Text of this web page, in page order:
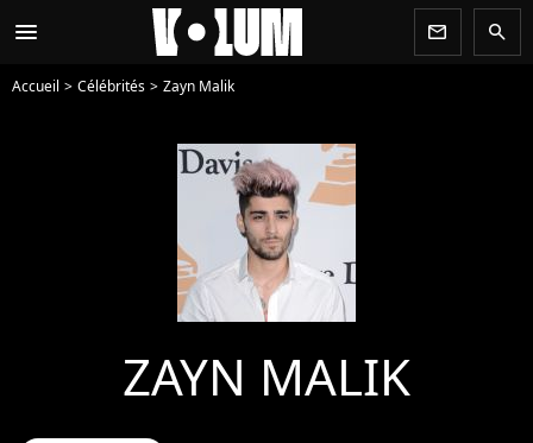
menu newsletter search
Accueil Célébrités Zayn Malik
ZAYN MALIK